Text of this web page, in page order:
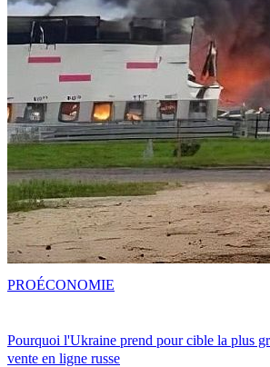
Pourquoi l'Ukraine prend pour cible la plus
vente en ligne russe
PROÉCONOMIE